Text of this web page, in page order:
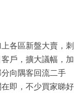
各區新盤大賣，刺
戶，擴大議幅，加
分向隅客回流二手
即，不少買家睇好